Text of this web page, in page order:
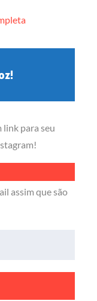
link para seu
assim que são